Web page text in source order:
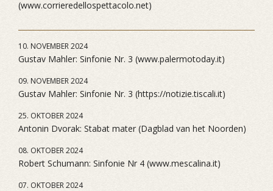
(www.corrieredellospettacolo.net)
10. NOVEMBER 2024
Gustav Mahler: Sinfonie Nr. 3 (www.palermotoday.it)
09. NOVEMBER 2024
Gustav Mahler: Sinfonie Nr. 3 (https://notizie.tiscali.it)
25. OKTOBER 2024
Antonin Dvorak: Stabat mater (Dagblad van het Noorden)
08. OKTOBER 2024
Robert Schumann: Sinfonie Nr 4 (www.mescalina.it)
07. OKTOBER 2024